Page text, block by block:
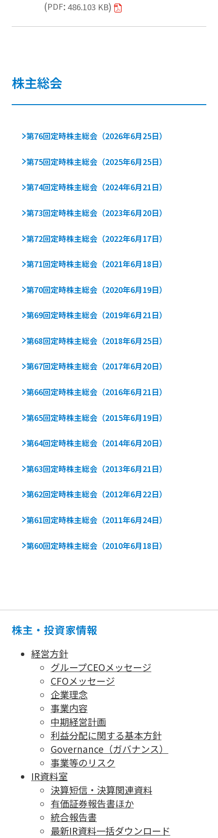
PDF 486.103 KB
株主総会
第76回定時株主総会（2026年6月25日）
第75回定時株主総会（2025年6月25日）
第74回定時株主総会（2024年6月21日）
第73回定時株主総会（2023年6月20日）
第72回定時株主総会（2022年6月17日）
第71回定時株主総会（2021年6月18日）
第70回定時株主総会（2020年6月19日）
第69回定時株主総会（2019年6月21日）
第68回定時株主総会（2018年6月25日）
第67回定時株主総会（2017年6月20日）
第66回定時株主総会（2016年6月21日）
第65回定時株主総会（2015年6月19日）
第64回定時株主総会（2014年6月20日）
第63回定時株主総会（2013年6月21日）
第62回定時株主総会（2012年6月22日）
第61回定時株主総会（2011年6月24日）
第60回定時株主総会（2010年6月18日）
株主・投資家情報
経営方針
グループCEOメッセージ
CFOメッセージ
企業理念
事業内容
中期経営計画
利益分配に関する基本方針
Governance（ガバナンス）
事業等のリスク
IR資料室
決算短信・決算関連資料
有価証券報告書ほか
統合報告書
最新IR資料一括ダウンロード